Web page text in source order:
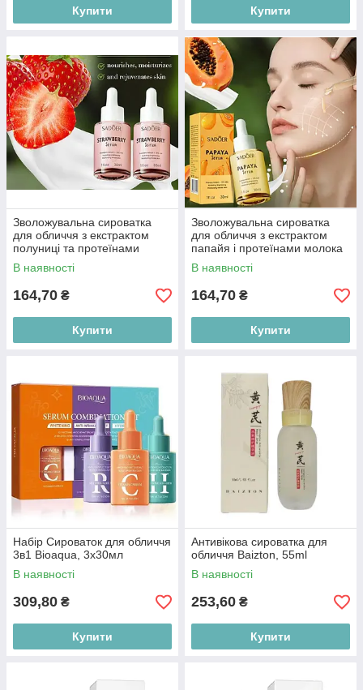
Купити Купити
Зволожувальна сироватка
для обличчя з екстрактом
полуниці та протеїнами
молока Sadoer, 30мл
В наявності
164,70 ₴
Купити
Зволожувальна сироватка
для обличчя з екстрактом
папайя і протеїнами молока
Sadoer, 30мл
В наявності
164,70 ₴
Купити
Набір Сироваток для обличчя
3в1 Bioaqua, 3х30мл
В наявності
309,80 ₴
Купити
Антивікова сироватка для
обличчя Baizton, 55ml
В наявності
253,60 ₴
Купити